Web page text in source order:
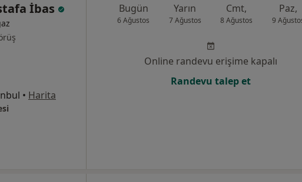
İbas
• Harita
Bugün
6 Ağustos
Yarın
7 Ağustos
Cmt,
8 Ağustos
Paz,
9
Online randevu erişime kapalı
Randevu talep et